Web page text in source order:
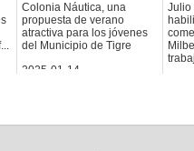
Colonia Náutica, una
propuesta de verano
atractiva para los jóvenes
del Municipio de Tigre
2025-01-14
Julio